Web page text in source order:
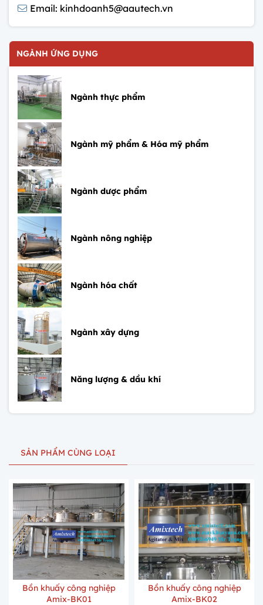
Email: kinhdoanh5@aautech.vn
NGÀNH ỨNG DỤNG
Ngành thực phẩm
Ngành mỹ phẩm & Hóa mỹ phẩm
Ngành dược phẩm
Ngành nông nghiệp
Ngành hóa chất
Ngành xây dựng
Năng lượng & dầu khí
SẢN PHẨM CÙNG LOẠI
Bồn khuấy công nghiệp
Amix-BK01
Bồn khuấy công nghiệp
Amix-BK02